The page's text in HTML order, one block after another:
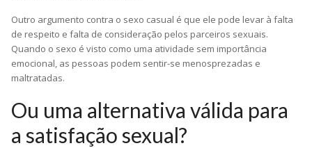
Outro argumento contra o sexo casual é que ele pode levar à falta
de respeito e falta de consideração pelos parceiros sexuais.
Quando o sexo é visto como uma atividade sem importância
emocional, as pessoas podem sentir-se menosprezadas e
maltratadas.
Ou uma alternativa válida para
a satisfação sexual?